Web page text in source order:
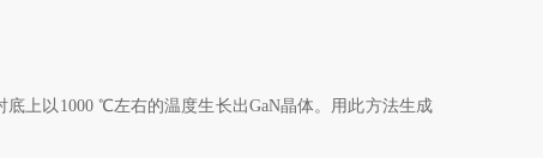
底上以 1000 ℃左右的温度生长出GaN晶体。用此方法生成